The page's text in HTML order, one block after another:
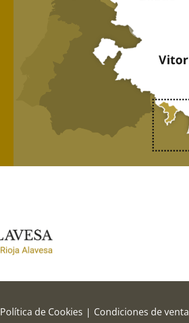
Política de Cookies | Condiciones de venta